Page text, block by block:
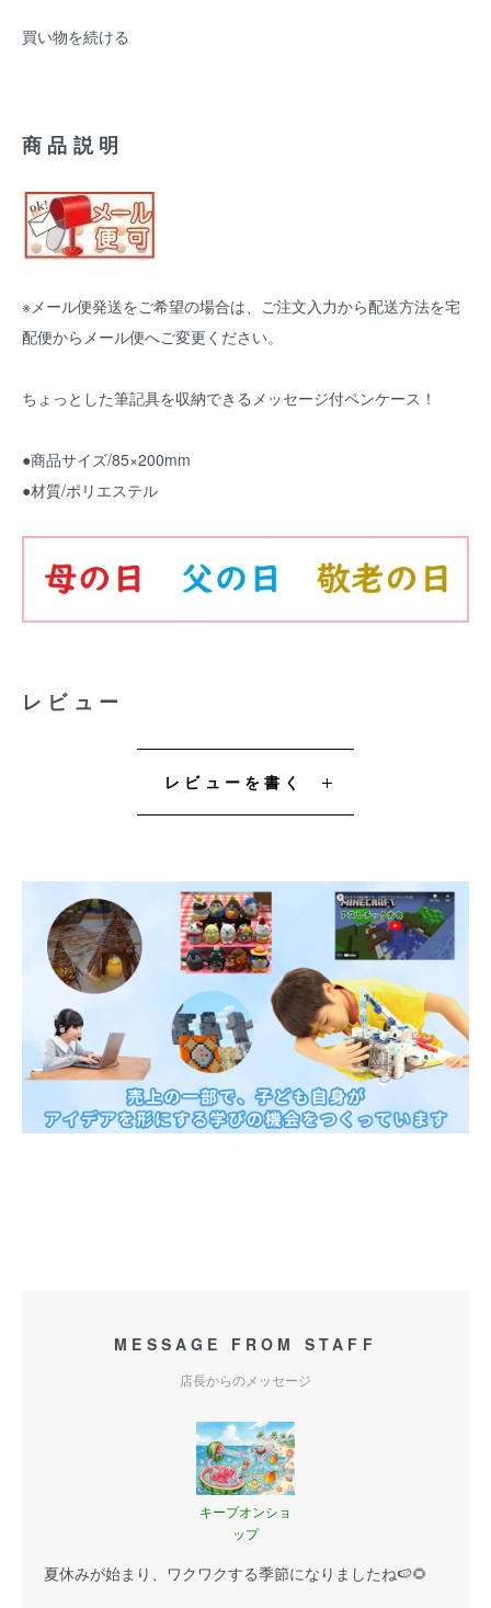
買い物を続ける
商品説明
※メール便発送をご希望の場合は、ご注文入力から配送方法を宅
配便からメール便へご変更ください。
ちょっとした筆記具を収納できるメッセージ付ペンケース！
●商品サイズ/85×200mm
●材質/ポリエステル
レビュー
レビューを書く
MESSAGE FROM STAFF
店長からのメッセージ
キープオンショ
ップ
夏休みが始まり、ワクワクする季節になりましたね🍉🌻